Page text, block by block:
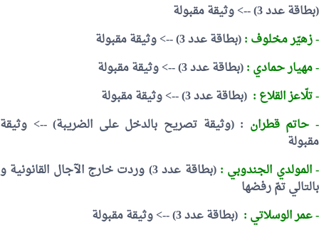
(بطاقة عدد 3) --> وثيقة مقبولة
- زهيّر مخلوف :(بطاقة عدد 3) --> وثيقة مقبولة
- مهيار حمادي :(بطاقة عدد 3) --> وثيقة مقبولة
- تلّاعز القلاع : (بطاقة عدد 3) --> وثيقة مقبولة
- حاتم قطران :(وثيقة تصريح بالدخل على الضريبة) --> وثيقة
مقبولة
- المولدي الجندوبي : (بطاقة عدد 3)
وردت خارج الآجال القانونية و
بالتالي تمّ رفضها
- عمر الوسلاتي : (بطاقة عدد 3) --> وثيقة مقبولة